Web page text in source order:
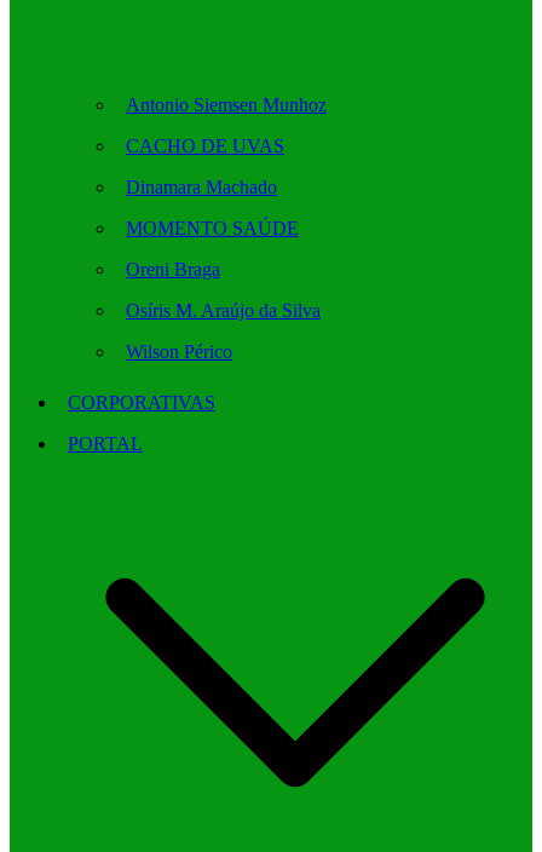
Antonio Siemsen Munhoz
CACHO DE UVAS
Dinamara Machado
MOMENTO SAÚDE
Oreni Braga
Osíris M. Araújo da Silva
Wilson Périco
CORPORATIVAS
PORTAL